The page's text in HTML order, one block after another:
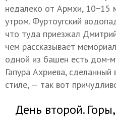
недалеко от Армхи, 10−15
утром. Фуртоугский
что туда приезжал
чем рассказывает
одной из башен есть дом-
Гапура Ахриева,
стиле, — так вот
День второй.